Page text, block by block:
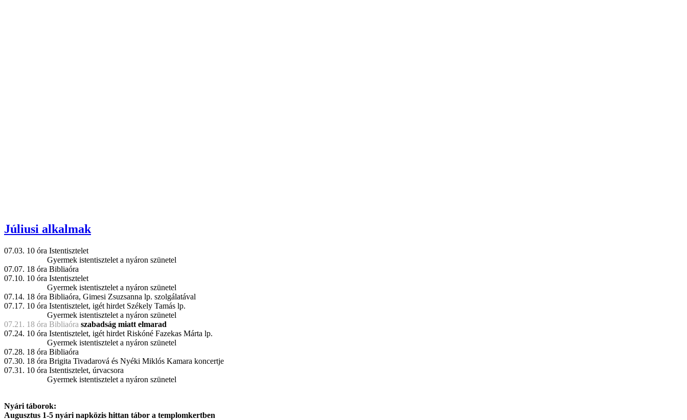
Júliusi alkalmak
07.03. 10 óra Istentisztelet
Gyermek istentisztelet a nyáron szünetel
07.07. 18 óra Bibliaóra
07.10. 10 óra Istentisztelet
Gyermek istentisztelet a nyáron szünetel
07.14. 18 óra Bibliaóra, Gimesi Zsuzsanna lp. szolgálatával
07.17. 10 óra Istentisztelet, igét hirdet Székely Tamás lp.
Gyermek istentisztelet a nyáron szünetel
07.21. 18 óra Bibliaóra szabadság miatt elmarad
07.24. 10 óra Istentisztelet, igét hirdet Riskóné Fazekas Márta lp.
Gyermek istentisztelet a nyáron szünetel
07.28. 18 óra Bibliaóra
07.30. 18 óra Brigita Tivadarová és Nyéki Miklós Kamara koncertje
07.31. 10 óra Istentisztelet, úrvacsora
Gyermek istentisztelet a nyáron szünetel
Nyári táborok:
Augusztus 1-5 nyári napközis hittan tábor a templomkertben